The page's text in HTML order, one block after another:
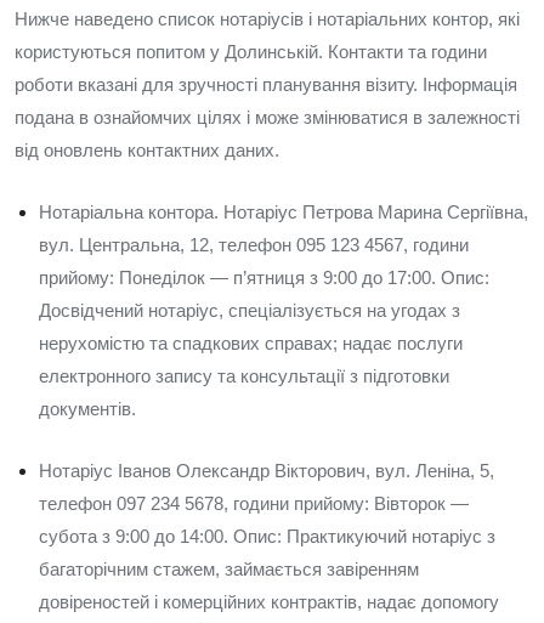
Нижче наведено список нотаріусів і нотаріальних контор, які
користуються попитом у Долинській. Контакти та години
роботи вказані для зручності планування візиту. Інформація
подана в ознайомчих цілях і може змінюватися в залежності
від оновлень контактних даних.
Нотаріальна контора. Нотаріус Петрова Марина Сергіївна,
вул. Центральна, 12, телефон 095 123 4567, години
прийому: Понеділок — п’ятниця з 9:00 до 17:00. Опис:
Досвідчений нотаріус, спеціалізується на угодах з
нерухомістю та спадкових справах; надає послуги
електронного запису та консультації з підготовки
документів.
Нотаріус Іванов Олександр Вікторович, вул. Леніна, 5,
телефон 097 234 5678, години прийому: Вівторок —
субота з 9:00 до 14:00. Опис: Практикуючий нотаріус з
багаторічним стажем, займається завіренням
довіреностей і комерційних контрактів, надає допомогу